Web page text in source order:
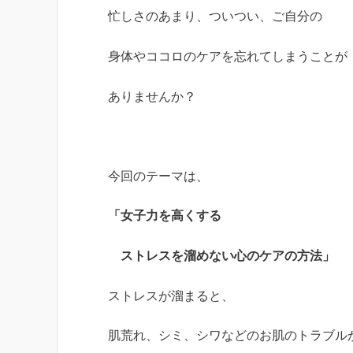
忙しさのあまり、ついつい、ご自分の
身体やココロのケアを忘れてしまうことが
ありませんか？
今回のテーマは、
「女子力を高くする
ストレスを溜めない心のケアの方法」
ストレスが溜まると、
肌荒れ、シミ、シワなどのお肌のトラブル